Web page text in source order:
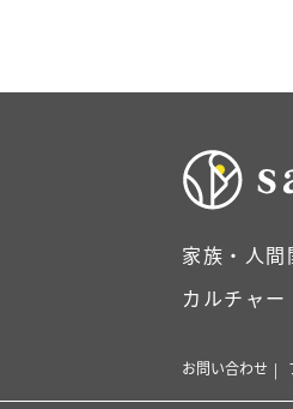
家族・人間
カルチャー
お問い合わせ